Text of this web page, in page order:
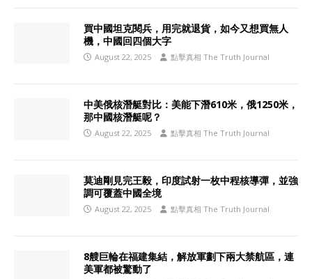
買中國坦克閱兵，用完就退貨，如今又想買無人
機，中國回四個大字
August 22, 2025 點擊真相 The Truth Journal
中美俄核潛艇對比：美能下潛610米，俄1250米，
那中國核潛艇呢？
August 22, 2025 點擊真相 The Truth Journal
莫迪剛見完王毅，印度試射一枚中程核導彈，並強
調可覆蓋中國全境
August 22, 2025 點擊真相 The Truth Journal
8艘巨輪在福建集結，解放軍劃下兩大禁航區，連
美軍都被驚動了